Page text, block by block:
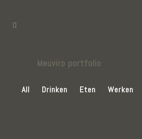
Meuviro portfolio
All Drinken Eten Werken